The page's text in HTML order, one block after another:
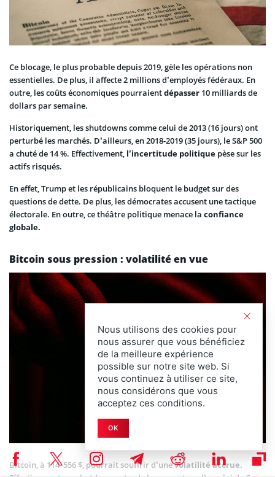
Ce blocage, le plus probable depuis 2019, gèle les opérations non
essentielles. De plus, il affecte 2 millions d’employés fédéraux. En
outre, les coûts économiques pourraientdépasser 10 milliards de
dollars par semaine.
Historiquement, les shutdowns comme celui de 2013 (16 jours) ont
perturbé les marchés. D’ailleurs, en 2018-2019 (35 jours), le S&P 500
a chuté de 14 %. Effectivement, l’incertitude politique pèse sur les
actifs risqués.
En effet, Trump et les républicains bloquent le budget sur des
questions de dette. De plus, les démocrates accusent une tactique
électorale. En outre, ce théâtre politique menace la confiance
globale.
Bitcoin sous pression : volatilité en vue
Bitcoin, à 114 556 $, pourrait souffrir d’unevolatilité accrue.
Nous utilisons des cookies pour
nous assurer que vous bénéficiez
de la meilleure expérience
possible sur notre site web. Si
vous continuez à utiliser ce site,
nous considérons que vous
acceptez ces conditions.
OK